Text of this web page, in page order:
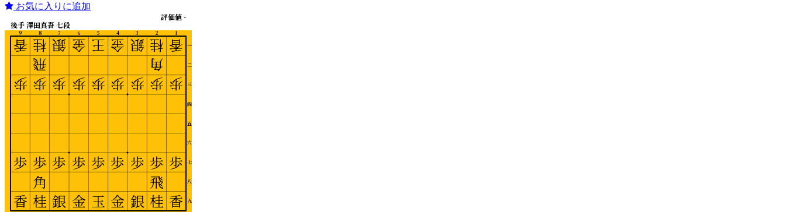
お気に入りに追加
1
2
3
4
5
6
7
8
9
一
二
三
四
五
六
七
八
九
後手 澤田真吾 七段
評価値 -
香
歩
歩
香
桂
角
歩
歩
飛
桂
銀
歩
歩
銀
金
歩
歩
金
王
歩
歩
玉
金
歩
歩
金
銀
歩
歩
銀
桂
飛
歩
歩
角
桂
香
歩
歩
香